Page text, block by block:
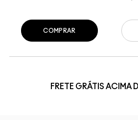
COMPRAR
FRETE GRÁTIS ACIMA